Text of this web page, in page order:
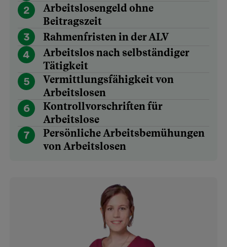
2
Arbeitslosengeld ohne
Beitragszeit
3
Rahmenfristen in der ALV
4
Arbeitslos nach selbständiger
Tätigkeit
5
Vermittlungsfähigkeit von
Arbeitslosen
6
Kontrollvorschriften für
Arbeitslose
7
Persönliche Arbeitsbemühungen
von Arbeitslosen